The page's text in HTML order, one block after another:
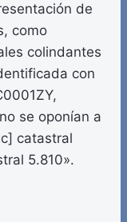
de
como
colindantes
con
se oponían a
catastral
5.810».